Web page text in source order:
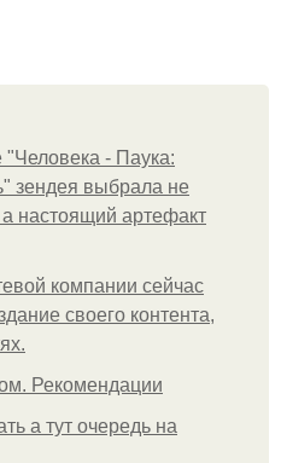
- Паука:
зендея выбрала не
настоящий артефакт
компании сейчас
своего контента,
Рекомендации
а тут очередь на